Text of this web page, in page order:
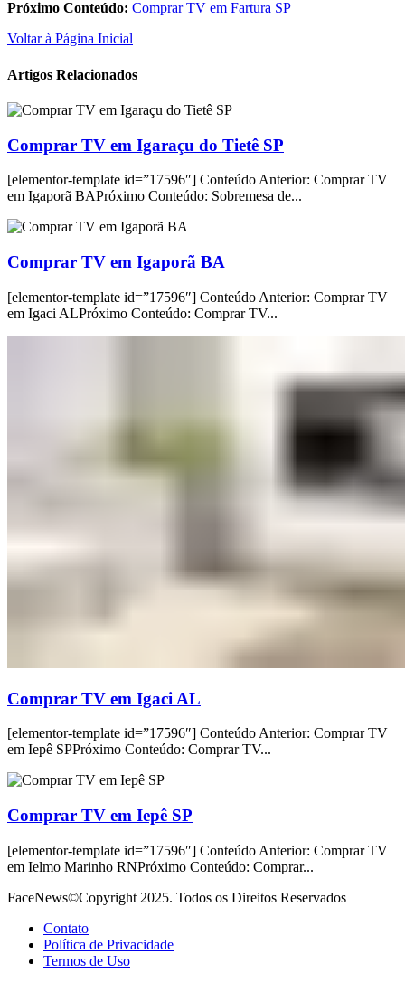
Próximo Conteúdo: Comprar TV em Fartura SP
Voltar à Página Inicial
Artigos Relacionados
Comprar TV em Igaraçu do Tietê SP
[elementor-template id=”17596″] Conteúdo Anterior: Comprar TV
em Igaporã BAPróximo Conteúdo: Sobremesa de...
Comprar TV em Igaporã BA
[elementor-template id=”17596″] Conteúdo Anterior: Comprar TV
em Igaci ALPróximo Conteúdo: Comprar TV...
Comprar TV em Igaci AL
[elementor-template id=”17596″] Conteúdo Anterior: Comprar TV
em Iepê SPPróximo Conteúdo: Comprar TV...
Comprar TV em Iepê SP
[elementor-template id=”17596″] Conteúdo Anterior: Comprar TV
em Ielmo Marinho RNPróximo Conteúdo: Comprar...
FaceNews©Copyright 2025. Todos os Direitos Reservados
Contato
Política de Privacidade
Termos de Uso